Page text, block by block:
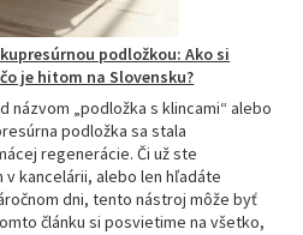
podložkou: Ako si
je hitom na Slovensku?
názvom „podložka s klincami“ alebo
podložka sa stala
regenerácie. Či už ste
kancelárii, alebo len hľadáte
dni, tento nástroj môže byť
článku si posvietime na všetko,